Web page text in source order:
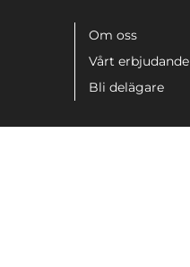
Meny
Om oss
Vårt erbjudande
Bli delägare